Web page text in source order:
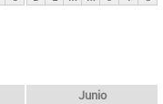
Junio